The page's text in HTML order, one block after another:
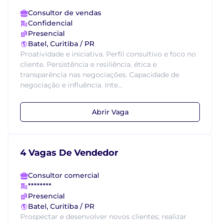
Consultor de vendas
Confidencial
Presencial
Batel, Curitiba / PR
Proatividade e iniciativa. Perfil consultivo e foco no
cliente. Persistência e resiliência. ética e
transparência nas negociações. Capacidade de
negociação e influência. Inte...
Abrir Vaga
4 Vagas De Vendedor
Consultor comercial
********
Presencial
Batel, Curitiba / PR
Prospectar e desenvolver novos clientes; realizar